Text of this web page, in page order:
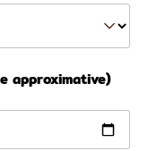
approximative)